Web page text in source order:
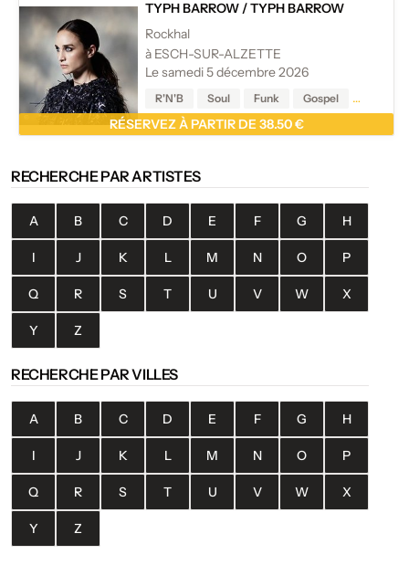
TYPH BARROW /TYPH BARROW
Rockhal
à ESCH-SUR-ALZETTE
Le samedi 5 décembre 2026
R'N'B Soul Funk Gospel
RÉSERVEZ À PARTIR DE 38.50 €
RECHERCHE PAR ARTISTES
A B C D E F G H
I J K L M N O P
Q R S T U V W X
Y Z
RECHERCHE PAR VILLES
A B C D E F G H
I J K L M N O P
Q R S T U V W X
Y Z